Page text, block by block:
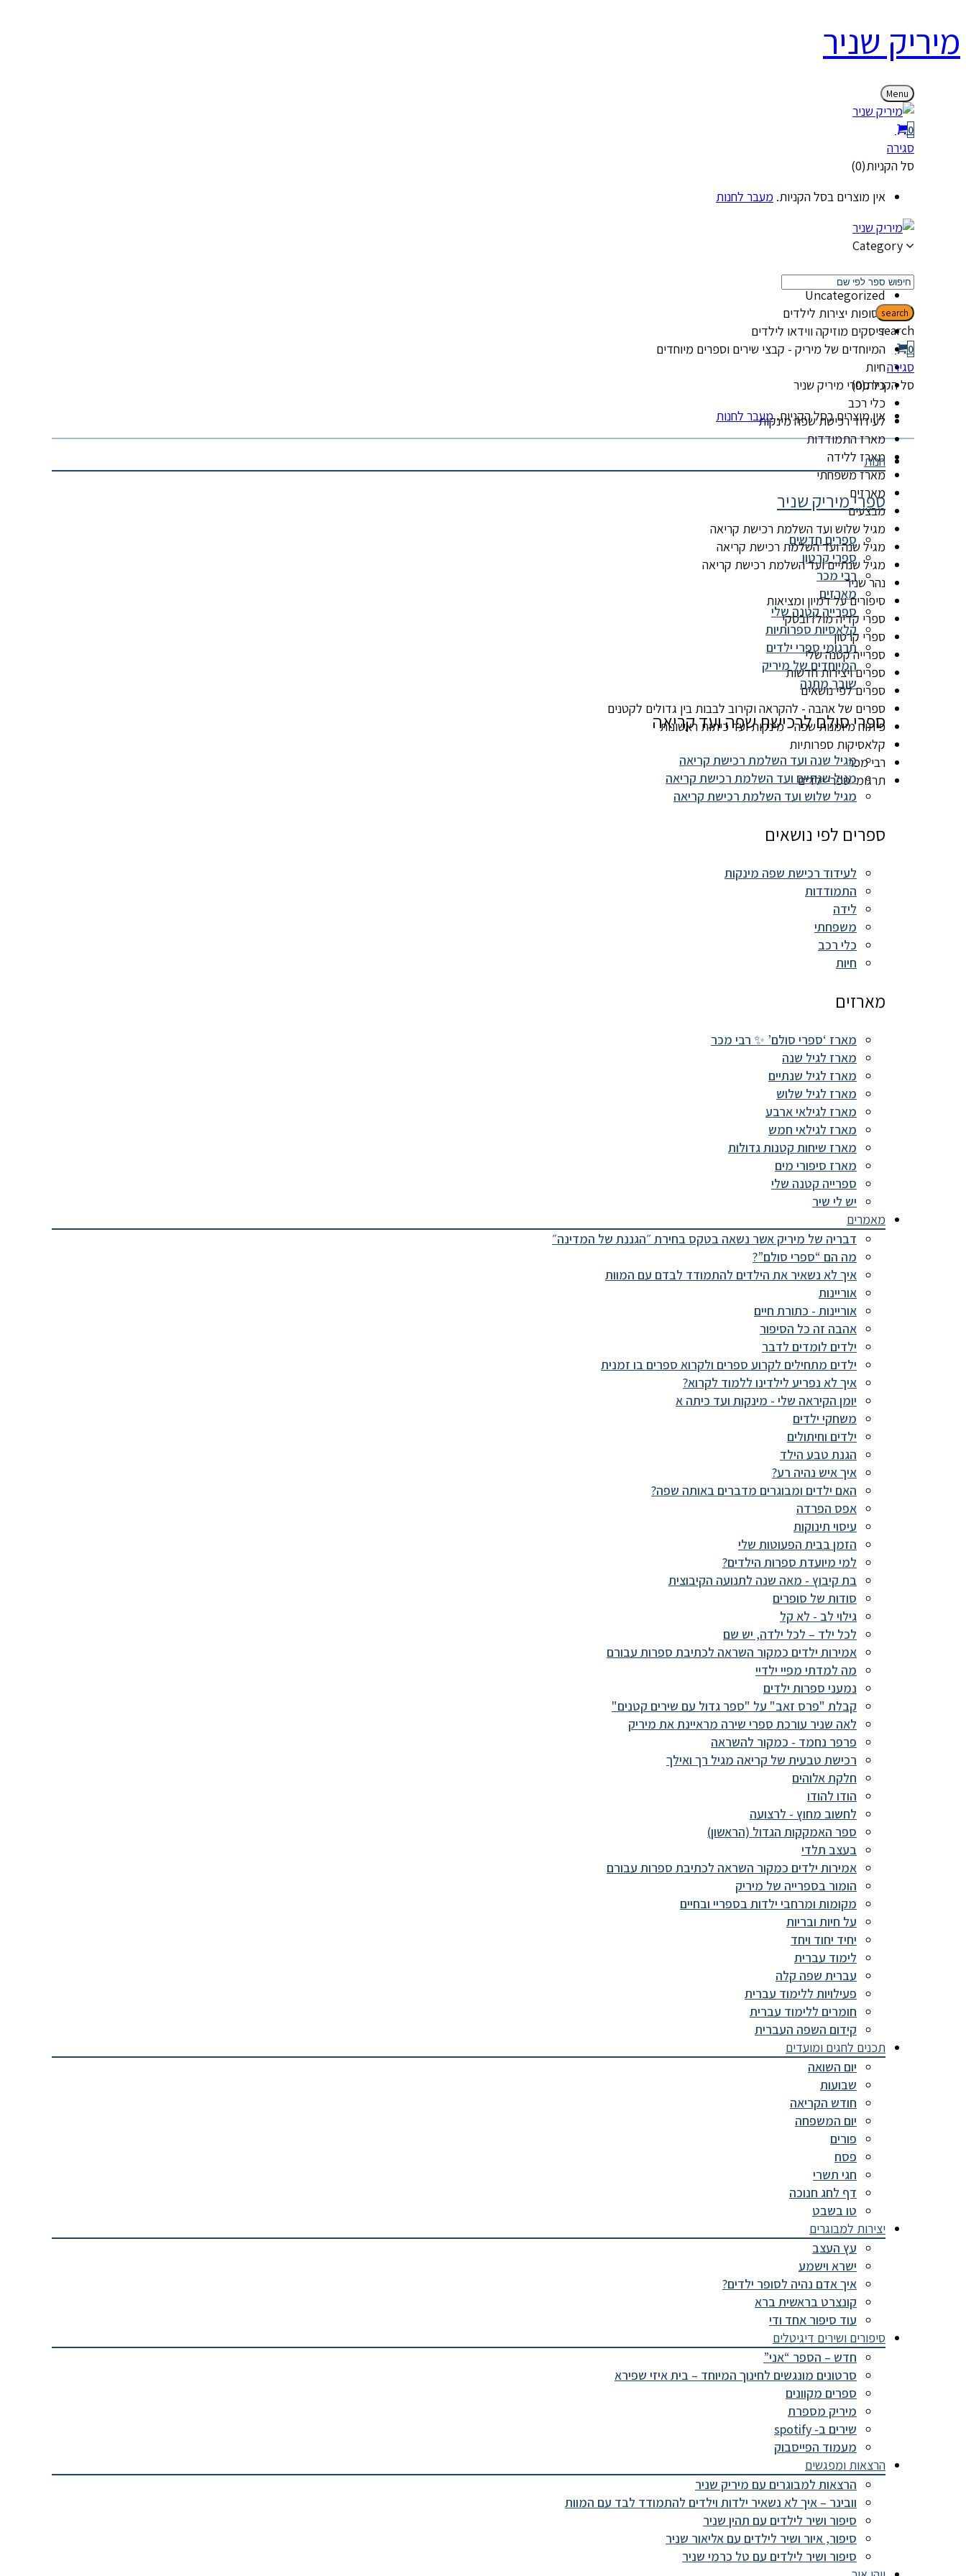
מיריק שניר
Menu
0
סגירה
סל הקניות(0)
אין מוצרים בסל הקניות. מעבר לחנות
Category
קטגוריות
Uncategorized
אסופות יצירות לילדים
דיסקים מוזיקה ווידאו לילדים
המיוחדים של מיריק - קבצי שירים וספרים מיוחדים
חיות
כל ספרי מיריק שניר
כלי רכב
לעידוד רכישת שפה מינקות
מארז התמודדות
מארז ללידה
מארז משפחתי
מארזים
מבצעים
מגיל שלוש ועד השלמת רכישת קריאה
מגיל שנה ועד השלמת רכישת קריאה
מגיל שנתיים ועד השלמת רכישת קריאה
נהר שניר
סיפורים על דמיון ומציאות
ספרי קדיה מולדובסקי
ספרי קרטון
ספרייה קטנה שלי
ספרים ויצירות חדשות
ספרים לפי נושאים
ספרים של אהבה - להקראה וקירוב לבבות בין גדולים לקטנים
פיתוח מיומנות שפה - מינקות ועד כיתות ראשונות
קלאסיקות ספרותיות
רבי מכר
תרגומי ספרי ילדים
search
search
0
סגירה
סל הקניות(0)
אין מוצרים בסל הקניות. מעבר לחנות
חנות
ספרי מיריק שניר
ספרים חדשים
ספרי קרטון
רבי מכר
מארזים
ספרייה קטנה שלי
קלאסיות ספרותיות
תרגומי ספרי ילדים
המיוחדים של מיריק
שובר מתנה
ספרי סולם לרכישת שפה ועד קריאה
מגיל שנה ועד השלמת רכישת קריאה
מגיל שנתיים ועד השלמת רכישת קריאה
מגיל שלוש ועד השלמת רכישת קריאה
ספרים לפי נושאים
לעידוד רכישת שפה מינקות
התמודדות
לידה
משפחתי
כלי רכב
חיות
מארזים
מארז ‘ספרי סולם’ ✨ רבי מכר
מארז לגיל שנה
מארז לגיל שנתיים
מארז לגיל שלוש
מארז לגילאי ארבע
מארז לגילאי חמש
מארז שיחות קטנות גדולות
מארז סיפורי מים
ספרייה קטנה שלי
יש לי שיר
מאמרים
דבריה של מיריק אשר נשאה בטקס בחירת ״הגננת של המדינה״
מה הם “ספרי סולם”?
איך לא נשאיר את הילדים להתמודד לבדם עם המוות
אוריינות
אוריינות - כתורת חיים
אהבה זה כל הסיפור
ילדים לומדים לדבר
ילדים מתחילים לקרוע ספרים ולקרוא ספרים בו זמנית
איך לא נפריע לילדינו ללמוד לקרוא?
יומן הקיראה שלי - מינקות ועד כיתה א
משחקי ילדים
ילדים וחיתולים
הגנת טבע הילד
איך איש נהיה רע?
האם ילדים ומבוגרים מדברים באותה שפה?
אפס הפרדה
עיסוי תינוקות
הזמן בבית הפעוטות שלי
למי מיועדת ספרות הילדים?
בת קיבוץ - מאה שנה לתנועה הקיבוצית
סודות של סופרים
גילוי לב - לא קל
לכל ילד – לכל ילדה, יש שם
אמירות ילדים כמקור השראה לכתיבת ספרות עבורם
מה למדתי מפיי ילדיי
נמעני ספרות ילדים
קבלת "פרס זאב" על "ספר גדול עם שירים קטנים"
לאה שניר עורכת ספרי שירה מראיינת את מיריק
פרפר נחמד - כמקור להשראה
רכישת טבעית של קריאה מגיל רך ואילך
חלקת אלוהים
הודו להודו
לחשוב מחוץ - לרצועה
ספר האמקקות הגדול (הראשון)
בעצב תלדי
אמירות ילדים כמקור השראה לכתיבת ספרות עבורם
הומור בספרייה של מיריק
מקומות ומרחבי ילדות בספריי ובחיים
על חיות ובריות
יחיד יחוד ויחד
לימוד עברית
עברית שפה קלה
פעילויות ללימוד עברית
חומרים ללימוד עברית
קידום השפה העברית
תכנים לחגים ומועדים
יום השואה
שבועות
חודש הקריאה
יום המשפחה
פורים
פסח
חגי תשרי
דף לחג חנוכה
טו בשבט
יצירות למבוגרים
עץ העצב
ישרא וישמע
איך אדם נהיה לסופר ילדים?
קונצרט בראשית ברא
עוד סיפור אחד ודי
סיפורים ושירים דיגיטלים
חדש – הספר “אני”
סרטונים מונגשים לחינוך המיוחד – בית איזי שפירא
ספרים מקוונים
מיריק מספרת
שירים ב- spotify
מעמוד הפייסבוק
הרצאות ומפגשים
הרצאות למבוגרים עם מיריק שניר
וובינר – איך לא נשאיר ילדות וילדים להתמודד לבד עם המוות
סיפור ושיר לילדים עם תהין שניר
סיפור, איור ושיר לילדים עם אליאור שניר
סיפור ושיר לילדים עם טל כרמי שניר